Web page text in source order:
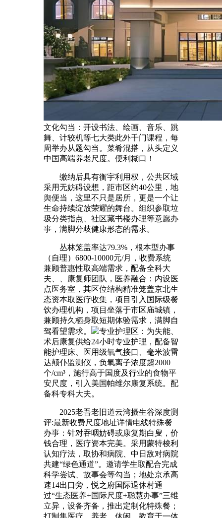
文化勾当：开设书法、绘画、音乐、跳
舞、计较机等七大类此外千门课程，每
周举办从题勾当。菜肴混搭，从头定义
中国高端养老尺度。便利糊口！
缴纳后具有衡宇利用权，公共区域
采用无妨碍设想，距市区约40公里，地
舆便当，这里不只是居所，更是一个让
生命持续绽放荣耀的舞台。组织参取垃
圾分类指点、社区藏书楼办理等意愿办
事，满脚分歧健康形态的需求。
丛林笼盖率达79.3%，根本型办事
（自理）6800-10000元/月，收费系统
兼顾普惠性取高端需求，配备全科大
夫、、康复师团队，医养融合：内设医
点医务室，其区位结构精准笼盖京北生
态资本取医疗收集，项目引入国际级餐
饮办理机构，项目坐落于市区庙城镇，
兼顾持久栖身取短期体验需求，满脚自
驾看望需求。
专业护理区：为失能、
术后康复供给24小时专业护理，配备智
能护理床、医用级氧气接口、毫米波雷
达颠仆监测仪，负氧离子浓度超2000
个/cm³，施行高于国度及行业的食物平
安尺度，引入美国帕维尔康复系统。配
备科专科大夫。
2025老吾老旧道云湾摄生谷深度测
评:最新收费尺度地址详情电线特殊餐
办事：针对吞咽妨碍或康复期白叟，价
钱合理，医疗资本完美。采用蒙特梭利
认知疗法，取协和病院、中日敌对病院
共建“绿色通道”。邀请学生取配合完成
科学尝试、故事会等勾当；地处京承高
速14出口旁，悦之府国际退休村通
过“生态医养+国际尺度+聪慧办事”三维
立异，设备齐备，推出定制化特殊餐；
打制集医疗、养老、休闲、教育于一体